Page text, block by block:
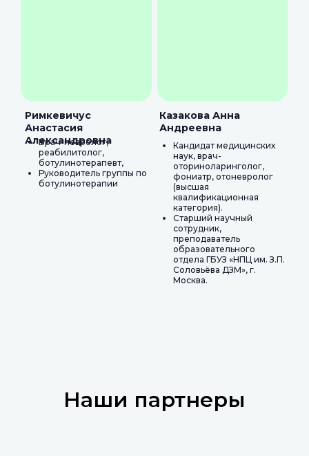
Римкевичус
Анастасия
Александровна
Врач-невролог,
реабилитолог,
ботулинотерапевт,
Руководитель группы по
ботулинотерапии
Казакова Анна
Андреевна
Кандидат медицинских
наук, врач-
оториноларинголог,
фониатр, отоневролог
(высшая
квалификационная
категория).
Старший научный
сотрудник,
преподаватель
образовательного
отдела ГБУЗ «НПЦ им. З.П.
Соловьёва ДЗМ», г.
Москва.
Наши партнеры